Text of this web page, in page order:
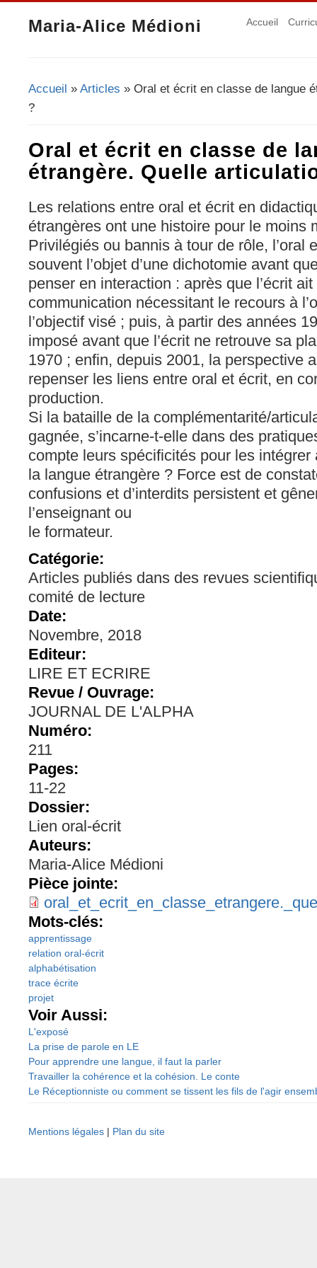
Maria-Alice Médioni Accueil
Vous êtes ici
Accueil » Articles » Oral et écrit en classe de langue
?
Oral et écrit en classe de
étrangère. Quelle
Les relations entre oral et écrit en
étrangères ont une histoire pour le moins
Privilégiés ou bannis à tour de rôle, l’oral
souvent l’objet d’une dichotomie avant
penser en interaction : après que l’écrit
communication nécessitant le recours à
l’objectif visé ; puis, à partir des années
imposé avant que l’écrit ne retrouve sa
1970 ; enfin, depuis 2001, la perspective
repenser les liens entre oral et écrit, en
production.
Si la bataille de la complémentarité/
gagnée, s’incarne-t-elle dans des
compte leurs spécificités pour les intégrer
la langue étrangère ? Force est de
confusions et d’interdits persistent et
l’enseignant ou
le formateur.
Catégorie:
Articles publiés dans des revues
comité de lecture
Date:
Novembre, 2018
Editeur:
LIRE ET ECRIRE
Revue / Ouvrage:
JOURNAL DE L'ALPHA
Numéro:
211
Pages:
11-22
Dossier:
Lien oral-écrit
Auteurs:
Maria-Alice Médioni
Pièce jointe:
Mots-clés:
apprentissage
relation oral-écrit
alphabétisation
trace écrite
projet
Voir Aussi:
L'exposé
La prise de parole en LE
Pour apprendre une langue, il faut la parler
Travailler la cohérence et la cohésion. Le conte
Le Réceptionniste ou comment se tissent les fils de l'agir
Mentions légales | Plan du site